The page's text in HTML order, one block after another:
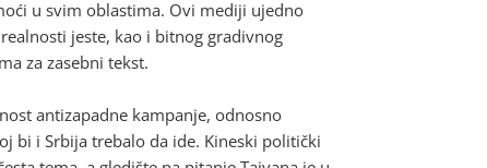
u svim oblastima. Ovi mediji ujedno
jeste, kao i bitnog gradivnog
za zasebni tekst.
antizapadne kampanje, odnosno
bi i Srbija trebalo da ide. Kineski politički